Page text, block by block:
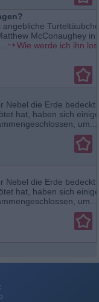
McConaughey in
Wie werde ich ihn
Nebel die Erde bedeckt
hat, haben sich einige
um...
Nebel die Erde bedeckt
hat, haben sich einige
um...